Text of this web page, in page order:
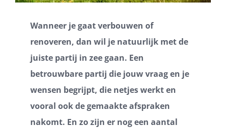
Wanneer je gaat verbouwen of
renoveren, dan wil je natuurlijk met de
juiste partij in zee gaan. Een
betrouwbare partij die jouw vraag en je
wensen begrijpt, die netjes werkt en
vooral ook de gemaakte afspraken
nakomt. En zo zijn er nog een aantal